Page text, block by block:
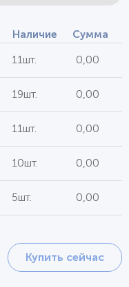
Наличие Сумма
11шт. 0,00
19шт. 0,00
11шт. 0,00
10шт. 0,00
5шт. 0,00
Купить сейчас